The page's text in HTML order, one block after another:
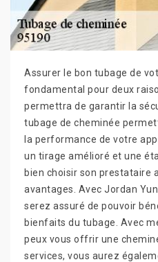
Assurer le bon tubage de
fondamental pour deux
permettra de garantir la
tubage de cheminée
la performance de votre
un tirage amélioré et une
bien choisir son prestataire
avantages. Avec Jordan
serez assuré de pouvoir
bienfaits du tubage. Avec
peux vous offrir une
services, vous aurez